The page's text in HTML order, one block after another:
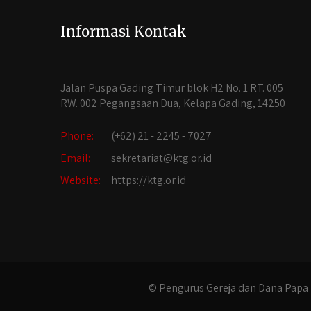
Informasi Kontak
Jalan Puspa Gading Timur blok H2 No. 1 RT. 005
RW. 002 Pegangsaan Dua, Kelapa Gading, 14250
Phone:
(+62) 21 - 2245 - 7027
Email:
sekretariat@ktg.or.id
Website:
https://ktg.or.id
© Pengurus Gereja dan Dana